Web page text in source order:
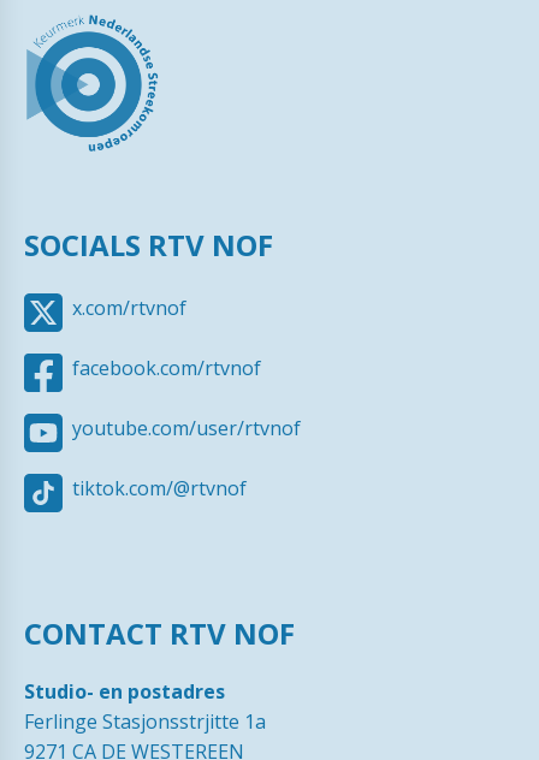
SOCIALS RTV NOF
x.com/rtvnof
facebook.com/rtvnof
youtube.com/user/rtvnof
tiktok.com/@rtvnof
CONTACT RTV NOF
Studio- en postadres
Ferlinge Stasjonsstrjitte 1a
9271 CA DE WESTEREEN